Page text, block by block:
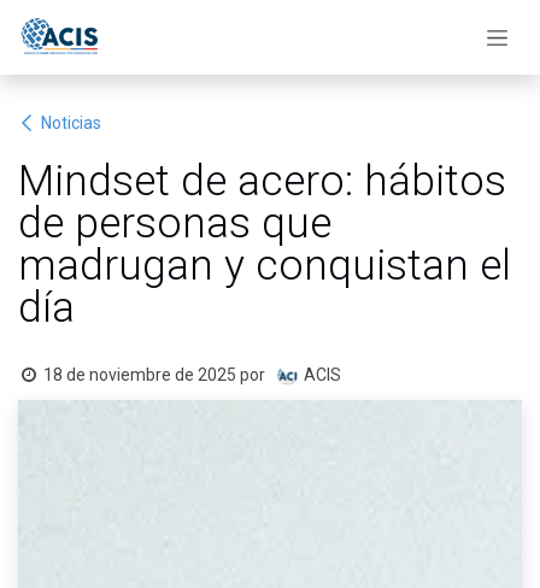
Noticias
Mindset de acero: hábitos
de personas que
madrugan y conquistan el
día
18 de noviembre de 2025 por ACIS